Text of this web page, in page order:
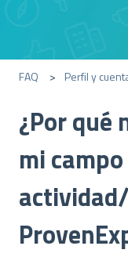
FAQ Perfil y
¿Por qué
mi